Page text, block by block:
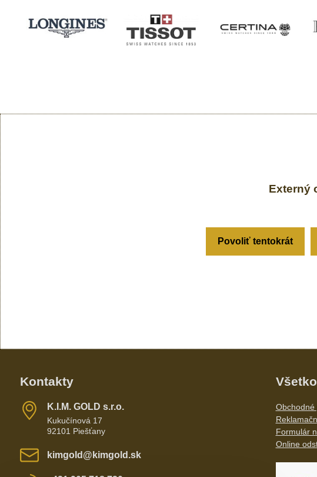
Externý
Povoliť tentokrát
Kontakty
K​​.I​​.M​​. GOLD s​​.r​​.o​​.
Kukučínová 17
92101 Piešťany
kimgold​@kimgold​.sk
Obchodné
Formulár
Online